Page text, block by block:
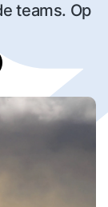
teams. Op